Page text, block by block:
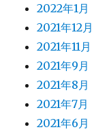
2022年1月
2021年12月
2021年11月
2021年9月
2021年8月
2021年7月
2021年6月